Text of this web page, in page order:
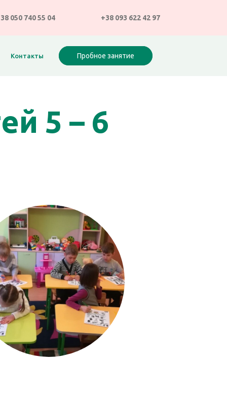
050 740 55 04 +38 093 622 42 97
Контакты Пробное занятие
5 – 6